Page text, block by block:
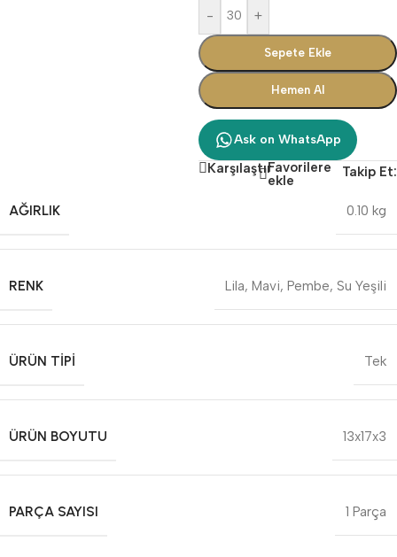
- +
Sepete Ekle
Hemen Al
Ask on WhatsApp
KarşılaştırFavorilere
ekle
Takip Et:
AĞIRLIK 0.10 kg
RENK Lila, Mavi, Pembe, Su Yeşili
ÜRÜN TIPI Tek
ÜRÜN BOYUTU 13x17x3
PARÇA SAYISI 1 Parça